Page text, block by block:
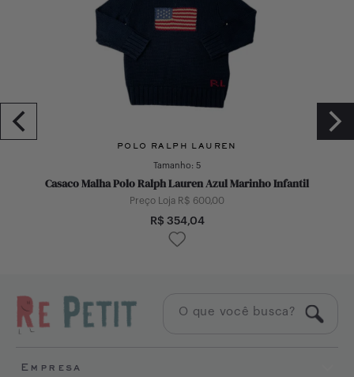
POLO RALPH LAUREN
Tamanho: 5
Casaco Malha Polo Ralph Lauren Azul Marinho Infantil
Preço Loja R$ 600,00
R$ 354,04
Empresa